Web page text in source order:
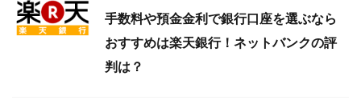
手数料や預金金利で銀行口座を選ぶなら
おすすめは楽天銀行！ネットバンクの評
判は？